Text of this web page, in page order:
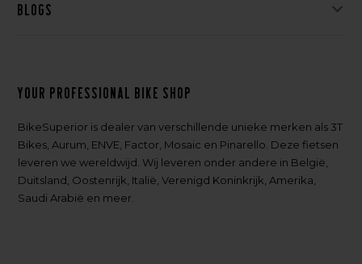
Blogs
Your professional bike shop
BikeSuperior is dealer van verschillende unieke merken als 3T
Bikes, Aurum, ENVE, Factor, Mosaic en Pinarello. Deze fietsen
leveren we wereldwijd. Wij leveren onder andere in België,
Duitsland, Oostenrijk, Italië, Verenigd Koninkrijk, Amerika,
Saudi Arabië en meer.